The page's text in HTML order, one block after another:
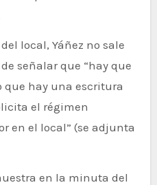
local, Yáñez no sale
señalar que “hay que
que hay una escritura
el régimen
en el local” (se adjunta
en la minuta del